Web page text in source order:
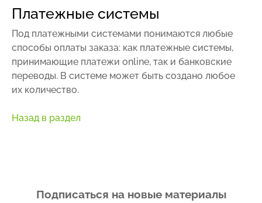
Платежные системы
Под платежными системами понимаются любые
способы оплаты заказа: как платежные системы,
принимающие платежи online, так и банковские
переводы. В системе может быть создано любое
их количество.
Назад в раздел
Подписаться на новые материалы